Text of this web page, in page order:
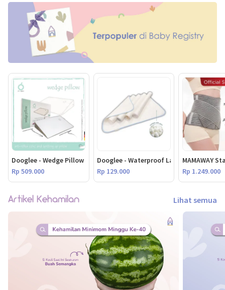
Dooglee - Wedge Pillow
Rp 509.000
Dooglee - Waterproof Layer ( S , M, L , XL)
Rp 129.000
MAMAWAY
Rp 1.249.000
Artikel Kehamilan Lihat semua